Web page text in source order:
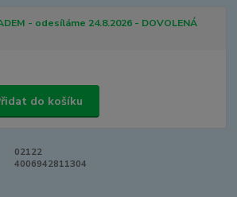
- odesíláme 24.8.2026 - DOVOLENÁ
do košíku
02122
4006942811304